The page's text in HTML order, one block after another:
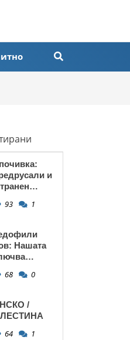
и
93 1
Нашата
68 0
/
64 1